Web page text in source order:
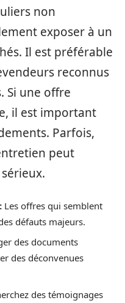
non
exposer à un
Il est préférable
reconnus
Si une offre
il est important
Parfois,
peut
Les offres qui semblent
défauts majeurs.
des documents
des déconvenues
des témoignages